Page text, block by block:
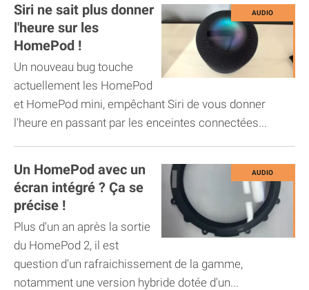
Siri ne sait plus donner
l'heure sur les
HomePod !
Un nouveau bug touche
actuellement les HomePod
et HomePod mini, empêchant Siri de vous donner
l'heure en passant par les enceintes connectées...
Un HomePod avec un
écran intégré ? Ça se
précise !
Plus d'un an après la sortie
du HomePod 2, il est
question d'un rafraichissement de la gamme,
notamment une version hybride dotée d'un...